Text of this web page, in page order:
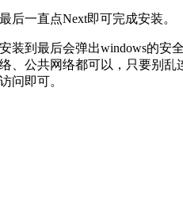
最后一直点Next即可完成安装。
安装到最后会弹出windows的安
络、公共网络都可以，只要别
访问即可。